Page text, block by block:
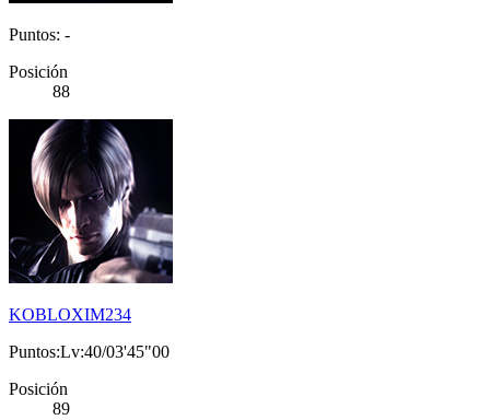
Puntos: -
Posición
88
KOBLOXIM234
Puntos:Lv:40/03'45"00
Posición
89